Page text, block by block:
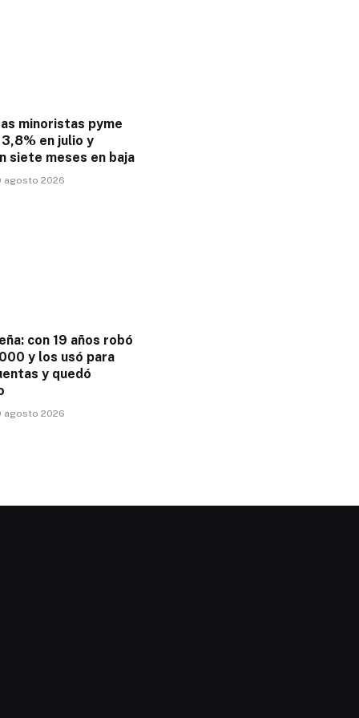
minoristas pyme
en julio y
siete meses en baja
agosto 2026
con 19 años robó
y los usó para
y quedó
agosto 2026